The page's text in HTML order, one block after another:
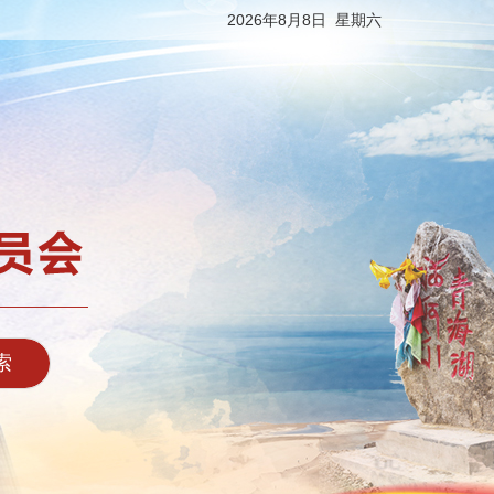
2026年8月8日 星期六